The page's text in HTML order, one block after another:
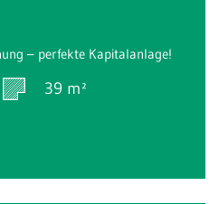
– perfekte Kapitalanlage!
39 m²